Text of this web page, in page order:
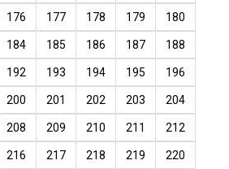
176 177 178 179 180
184 185 186 187 188
192 193 194 195 196
200 201 202 203 204
208 209 210 211 212
216 217 218 219 220